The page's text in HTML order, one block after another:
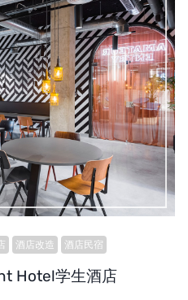
酒店改造 酒店民宿
Hotel学生酒店